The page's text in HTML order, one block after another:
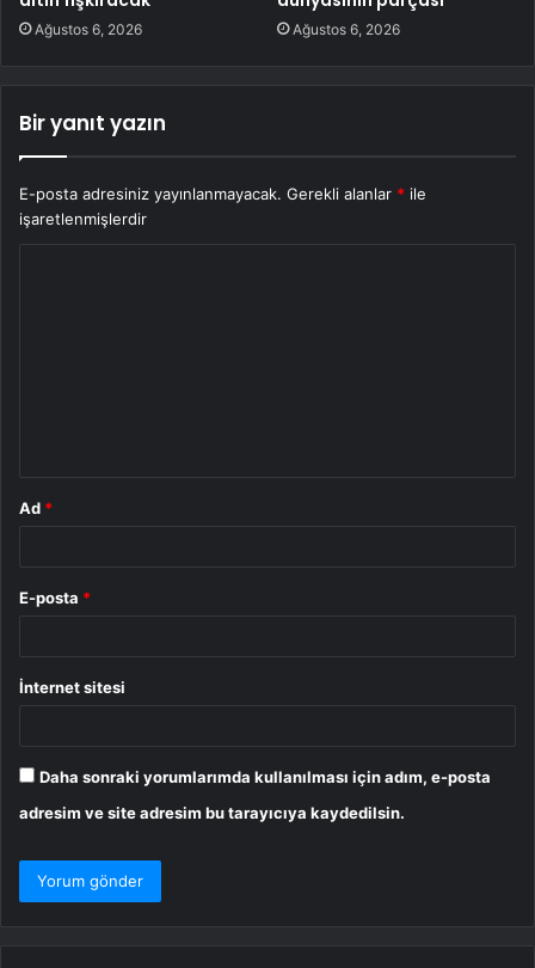
Ağustos 6, 2026 Ağustos 6, 2026
Bir yanıt yazın
E-posta adresiniz yayınlanmayacak. Gerekli alanlar * ile
işaretlenmişlerdir
Ad *
E-posta *
İnternet sitesi
Daha sonraki yorumlarımda kullanılması için adım, e-posta
adresim ve site adresim bu tarayıcıya kaydedilsin.